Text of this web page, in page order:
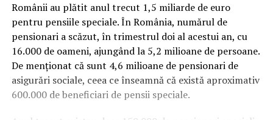
Românii au plătit anul trecut 1,5 miliarde de euro
pentru pensiile speciale. În România, numărul de
pensionari a scăzut, în trimestrul doi al acestui an, cu
16.000 de oameni, ajungând la 5,2 milioane de persoane.
De menţionat că sunt 4,6 milioane de pensionari de
asigurări sociale, ceea ce înseamnă că există aproximativ
600.000 de beneficiari de pensii speciale.